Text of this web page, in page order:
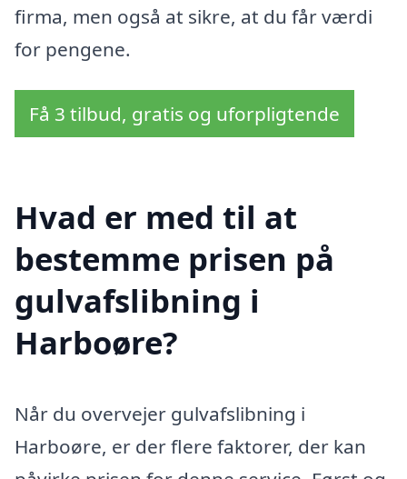
firma, men også at sikre, at du får værdi
for pengene.
Få 3 tilbud, gratis og uforpligtende
Hvad er med til at
bestemme prisen på
gulvafslibning i
Harboøre?
Når du overvejer gulvafslibning i
Harboøre, er der flere faktorer, der kan